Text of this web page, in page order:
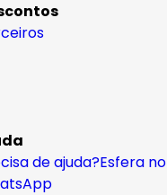
de ajuda?Esfera no